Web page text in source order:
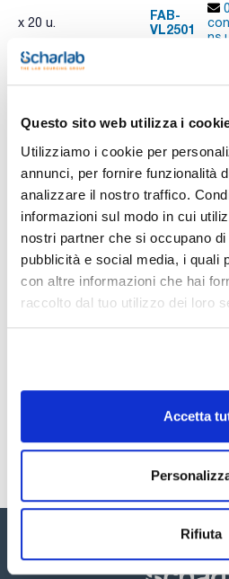
Questo sito web utilizza i
Utilizziamo i cookie per
annunci, per fornire funzionalità
analizzare il nostro traffico.
informazioni sul modo in cui
nostri partner che si occupano
pubblicità e social media, i quali
con altre informazioni che hai
raccolto dal tuo utilizzo dei loro
Accetta
Rifiuta
x 20 u.
FAB-
VL2501
Stampa pagina prodotto
Caratteristiche
Capacità (ml) : 2500
Conf. (unità) : 20
reagenti di laboratorio perché
essere fragile.Queste bottiglie
di plastica che, in caso di rottura,
contenuto, evitando così possibili
all'utente.Particolarmente adatto
Vedi di più
Documentazione tecnica
TDS / Scheda tecnica
Registrati per i download